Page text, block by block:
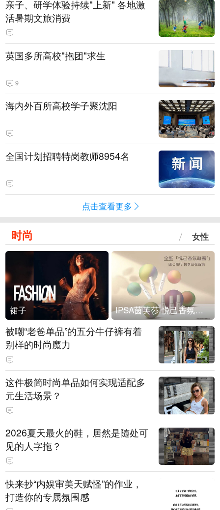
亲子、研学体验持续"上新" 各地激
活暑期文旅消费
英国多所高校"抱团"求生
9
海内外百所高校学子聚沈阳
全国计划招聘特岗教师8954名
点击查看更多
时尚 女性
裙子 IPSA茵芙莎 悦己香氛凝露上市
被嘲“老爸单品”的五分牛仔裤有着
别样的时尚魔力
这件极简时尚单品如何实现适配多
元生活场景？
2026夏天最火的鞋，居然是随处可
见的人字拖？
快来抄“内娱审美天赋怪”的作业，
打造你的专属氛围感